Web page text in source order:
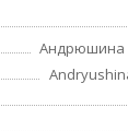
Андрюшина